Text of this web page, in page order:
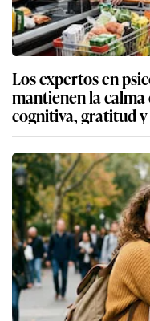
Los expertos en
mantienen la
cognitiva, gratitud